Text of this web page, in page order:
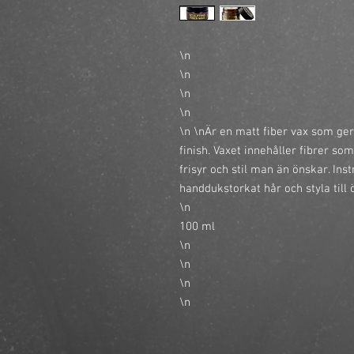
\n
\n
\n
\n
\n \nÄr en matt fiber vax som
finish. Vaxet innehåller fibrer
frisyr och stil man än önskar.
handdukstorkat hår och styla till
\n
100 ml
\n
\n
\n
\n